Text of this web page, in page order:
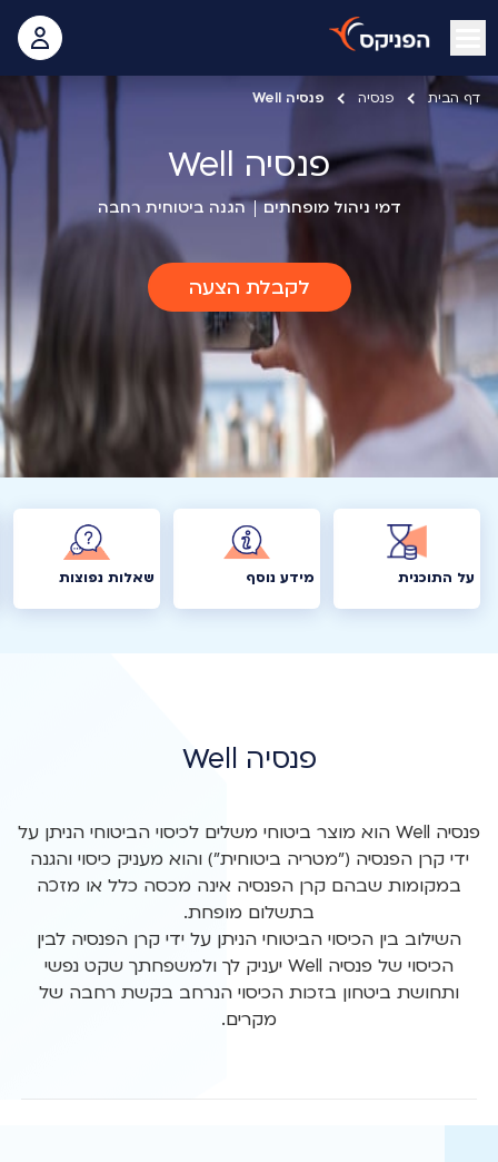
open mobile menu
דף הבית פנסיה פנסיה Well
פנסיה Well
דמי ניהול מופחתים הגנה ביטוחית רחבה
לקבלת הצעה
על התוכנית מידע נוסף שאלות נפוצות
פנסיה Well
פנסיה Well הוא מוצר ביטוחי משלים לכיסוי הביטוחי הניתן על
ידי קרן הפנסיה ("מטריה ביטוחית") והוא מעניק כיסוי והגנה
במקומות שבהם קרן הפנסיה אינה מכסה כלל או מזכה
השילוב בין הכיסוי הביטוחי הניתן על ידי קרן הפנסיה לבין
הכיסוי של פנסיה Well יעניק לך ולמשפחתך שקט נפשי
ותחושת ביטחון בזכות הכיסוי הנרחב בקשת רחבה של